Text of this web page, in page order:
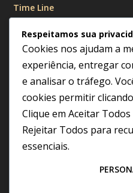
Time Line
Políticas de Privacidade
Política de Cookies
Política Editorial
Termos de Uso
Respeitamos sua
Cookies nos ajudam a
experiência, entregar
e analisar o tráfego.
cookies permitir
Clique em Aceitar Todos
Rejeitar Todos para
essenciais.